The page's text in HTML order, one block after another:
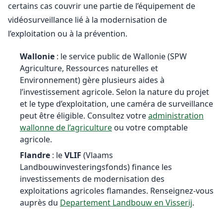
certains cas couvrir une partie de l’équipement de
vidéosurveillance lié à la modernisation de
l’exploitation ou à la prévention.
Wallonie : le service public de Wallonie (SPW
Agriculture, Ressources naturelles et
Environnement) gère plusieurs aides à
l’investissement agricole. Selon la nature du projet
et le type d’exploitation, une caméra de surveillance
peut être éligible. Consultez votreadministration
wallonne de l’agriculture ou votre comptable
agricole.
Flandre : leVLIF (Vlaams
Landbouwinvesteringsfonds) finance les
investissements de modernisation des
exploitations agricoles flamandes. Renseignez-vous
auprès du Departement Landbouw en Visserij.